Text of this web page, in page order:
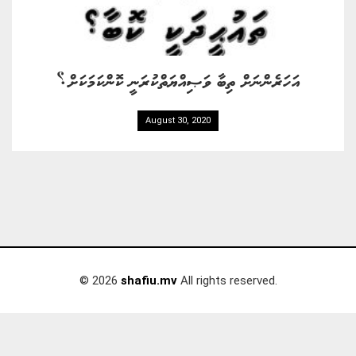
އަހަރެންނަށް ތިބާ ވަޞިއްޔަތްކުރަނީ ކޮންކަމަކަށް؟
August 30, 2020
© 2026 shafiu.mvAll rights reserved.